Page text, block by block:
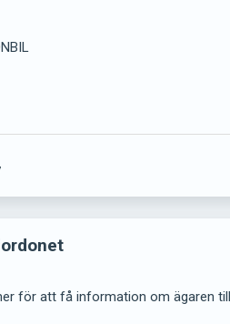
för att få information om ägaren till